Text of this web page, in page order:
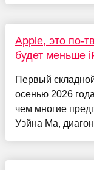
Apple, это по-
будет меньше
Первый
осенью 2026
чем многие
Уэйна Ма,